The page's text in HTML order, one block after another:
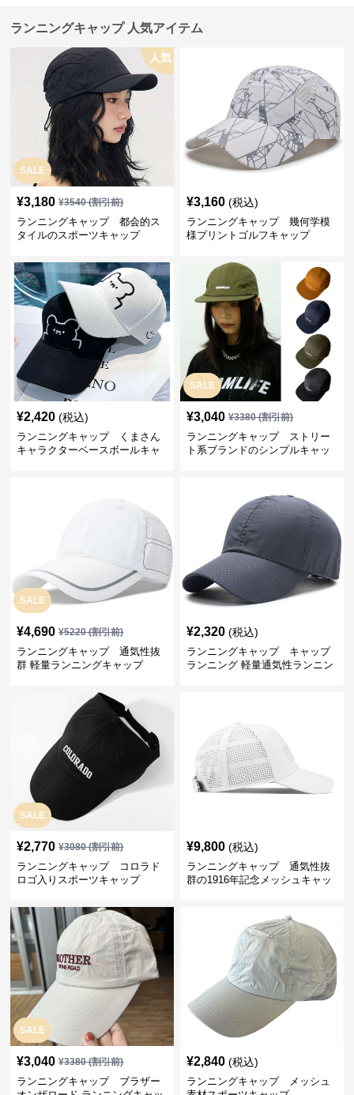
ランニングキャップ 人気アイテム
SALE
人気
¥3,180 ¥3540(割引前)
ランニングキャップ 都会的ス
タイルのスポーツキャップ
¥3,160 (税込)
ランニングキャップ 幾何学模
様プリントゴルフキャップ
¥2,420 (税込)
ランニングキャップ くまさん
キャラクターベースボールキャ
SALE
¥3,040 ¥3380(割引前)
ランニングキャップ ストリー
ト系ブランドのシンプルキャッ
SALE
¥4,690 ¥5220(割引前)
ランニングキャップ 通気性抜
群 軽量ランニングキャップ
¥2,320 (税込)
ランニングキャップ キャップ
ランニング 軽量通気性ランニン
SALE
¥2,770 ¥3080(割引前)
ランニングキャップ コロラド
ロゴ入りスポーツキャップ
¥9,800 (税込)
ランニングキャップ 通気性抜
群の1916年記念メッシュキャッ
SALE
¥3,040 ¥3380(割引前)
ランニングキャップ ブラザー
¥2,840 (税込)
ランニングキャップ メッシュ